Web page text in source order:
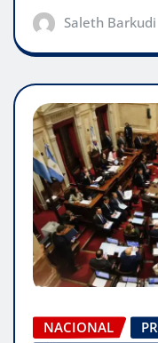
Saleth Barkudi
NACIONAL